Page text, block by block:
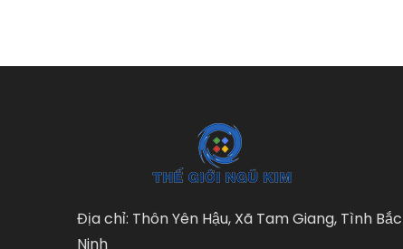
Địa chỉ: Thôn Yên Hậu, Xã Tam Giang, Tình Bắc
Ninh